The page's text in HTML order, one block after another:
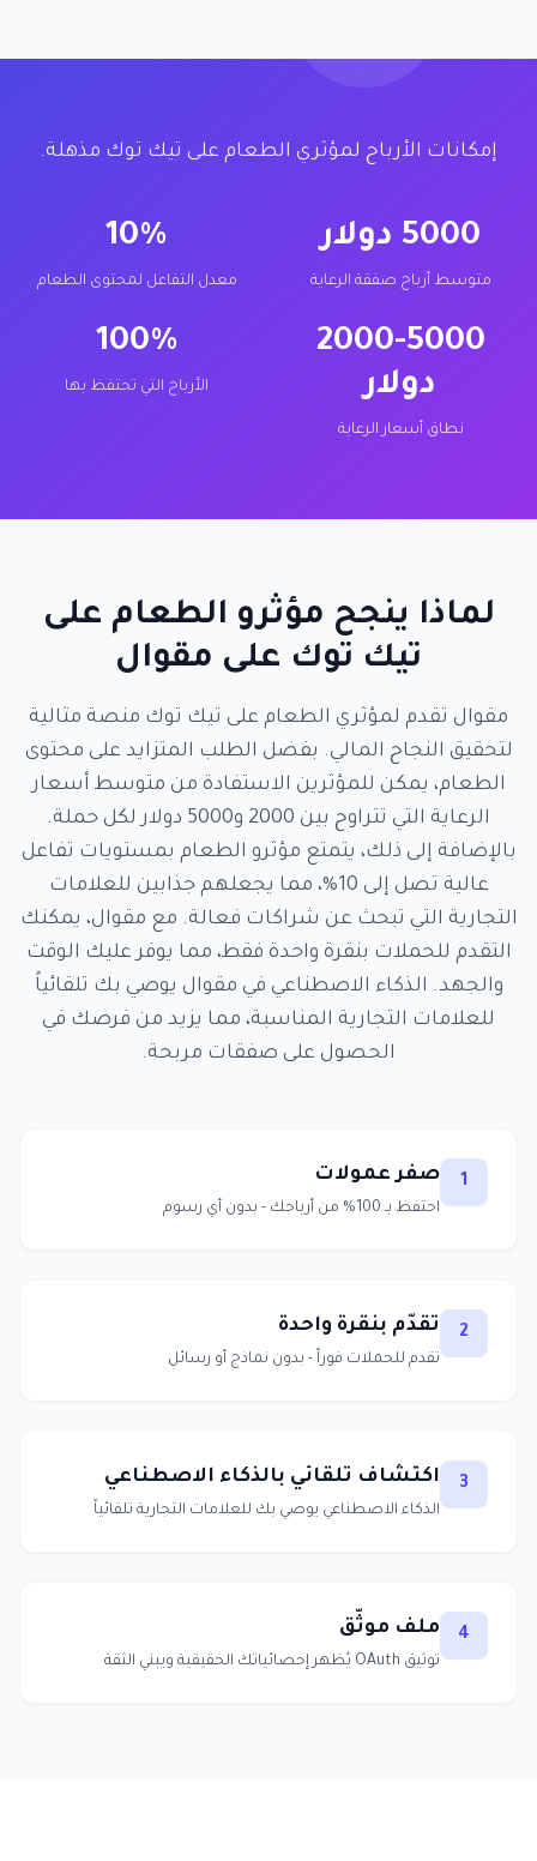
إمكانات الأرباح لمؤثري الطعام على تيك توك مذهلة.
5000 دولار
متوسط أرباح صفقة الرعاية
10%
معدل التفاعل لمحتوى الطعام
2000-5000
دولار
نطاق أسعار الرعاية
100%
الأرباح التي تحتفظ بها
لماذا ينجح مؤثرو الطعام على
تيك توك على مقوال
مقوال تقدم لمؤثري الطعام على تيك توك منصة مثالية
لتحقيق النجاح المالي. بفضل الطلب المتزايد على محتوى
الطعام، يمكن للمؤثرين الاستفادة من متوسط أسعار
الرعاية التي تتراوح بين 2000 و5000 دولار لكل حملة.
بالإضافة إلى ذلك، يتمتع مؤثرو الطعام بمستويات تفاعل
عالية تصل إلى 10%، مما يجعلهم جذابين للعلامات
التجارية التي تبحث عن شراكات فعالة. مع مقوال، يمكنك
التقدم للحملات بنقرة واحدة فقط، مما يوفر عليك الوقت
والجهد. الذكاء الاصطناعي في مقوال يوصي بك تلقائياً
للعلامات التجارية المناسبة، مما يزيد من فرصك في
الحصول على صفقات مربحة.
1 صفر عمولات
احتفظ بـ 100% من أرباحك - بدون أي رسوم
2 تقدّم بنقرة واحدة
تقدم للحملات فوراً - بدون نماذج أو رسائل
3 اكتشاف تلقائي بالذكاء الاصطناعي
الذكاء الاصطناعي يوصي بك للعلامات التجارية تلقائياً
4 ملف موثّق
توثيق OAuth يُظهر إحصائياتك الحقيقية ويبني الثقة